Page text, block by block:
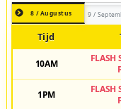
8 / Augustus 9 /
Tijd
10AM
FLASH
1PM
FLASH